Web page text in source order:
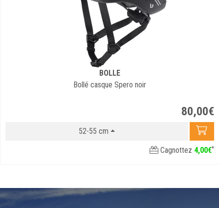
BOLLE
Bollé casque Spero noir
80,00€
52-55 cm
Cagnottez 4,00€*